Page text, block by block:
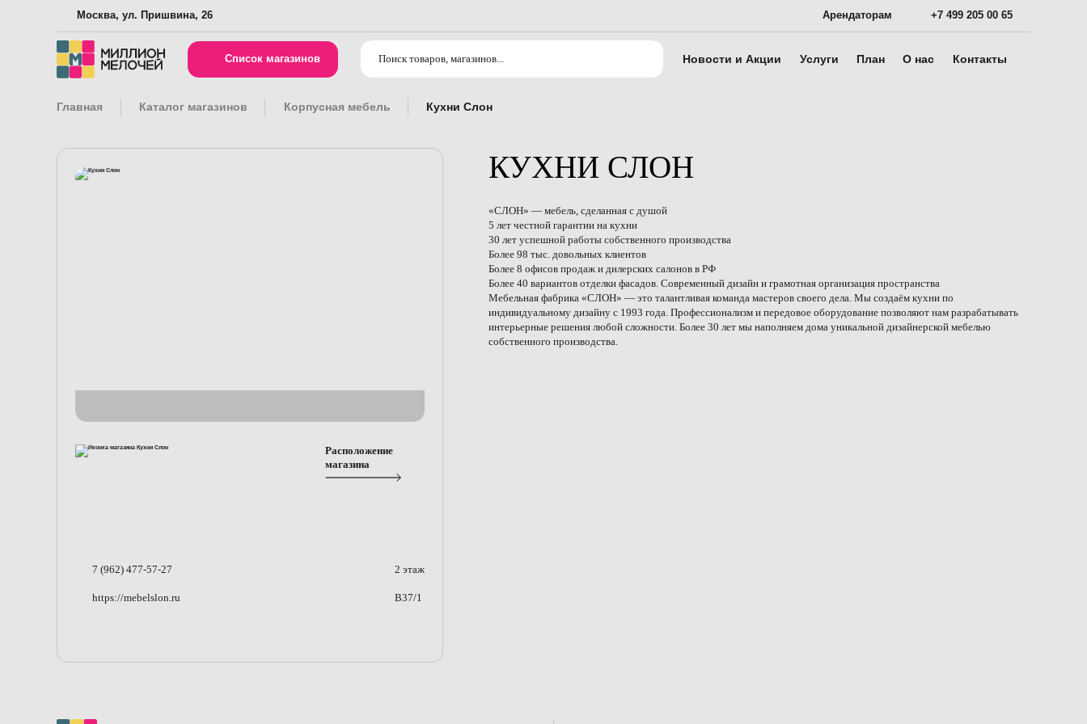
Москва, ул. Пришвина, 26 Арендаторам +7 499 205 00 65
Список магазинов Новости и Акции Услуги План О нас Контакты
Главная Каталог магазинов Корпусная мебель Кухни Слон
Расположение
магазина
7 (962) 477-57-27
https://mebelslon.ru
2 этаж
B37/1
КУХНИ СЛОН
«СЛОН» — мебель, сделанная с душой
5 лет честной гарантии на кухни
30 лет успешной работы собственного производства
Более 98 тыс. довольных клиентов
Более 8 офисов продаж и дилерских салонов в РФ
Более 40 вариантов отделки фасадов. Современный дизайн и грамотная организация пространства
Мебельная фабрика «СЛОН» — это талантливая команда мастеров своего дела. Мы создаём кухни по
индивидуальному дизайну с 1993 года. Профессионализм и передовое оборудование позволяют нам разрабатывать
интерьерные решения любой сложности. Более 30 лет мы наполняем дома уникальной дизайнерской мебелью
собственного производства.